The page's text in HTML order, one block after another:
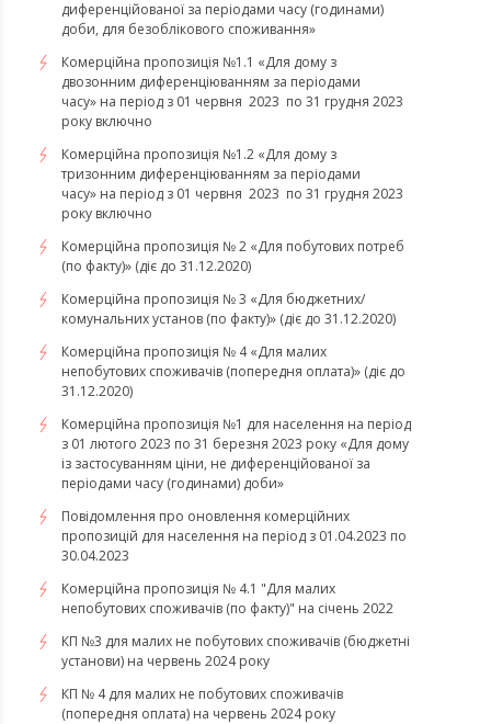
диференційованої за періодами часу (годинами)
доби, для безоблікового споживання»
Комерційна пропозиція №1.1 «Для дому з
двозонним диференціюванням за періодами
часу» на період з 01 червня 2023 по 31 грудня 2023
року включно
Комерційна пропозиція №1.2 «Для дому з
тризонним диференціюванням за періодами
часу» на період з 01 червня 2023 по 31 грудня 2023
року включно
Комерційна пропозиція № 2 «Для побутових потреб
(по факту)» (діє до 31.12.2020)
Комерційна пропозиція № 3 «Для бюджетних/
комунальних установ (по факту)» (діє до 31.12.2020)
Комерційна пропозиція № 4 «Для малих
непобутових споживачів (попередня оплата)» (діє до
31.12.2020)
Комерційна пропозиція №1 для населення на період
з 01 лютого 2023 по 31 березня 2023 року «Для дому
із застосуванням ціни, не диференційованої за
періодами часу (годинами) доби»
Повідомлення про оновлення комерційних
пропозицій для населення на період з 01.04.2023 по
30.04.2023
Комерційна пропозиція № 4.1 "Для малих
непобутових споживачів (по факту)" на січень 2022
КП №3 для малих не побутових споживачів (бюджетні
установи) на червень 2024 року
КП № 4 для малих не побутових споживачів
(попередня оплата) на червень 2024 року